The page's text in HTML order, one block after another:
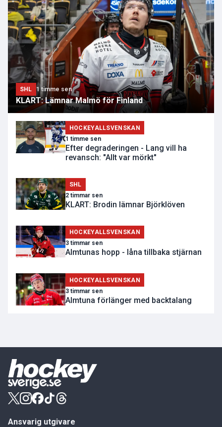
SHL 1 timme sen
KLART: Lämnar Malmö för Finland
HOCKEYALLSVENSKAN
1 timme sen
Efter degraderingen - Lang vill ha
revansch: "Allt var mörkt"
SHL
2 timmar sen
KLART: Brodin lämnar Björklöven
HOCKEYALLSVENSKAN
3 timmar sen
Almtunas hopp - låna tillbaka stjärnan
HOCKEYALLSVENSKAN
3 timmar sen
Almtuna förlänger med backtalang
Ansvarig utgivare